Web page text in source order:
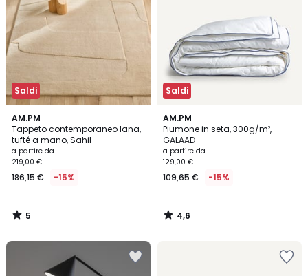
Saldi
AM.PM
Tappeto contemporaneo lana,
tufté a mano, Sahil
a partire da
219,00 €
186,15 € -15%
5
/
5
5
/
Saldi
AM.PM
Piumone in seta, 300g/m²,
GALAAD
a partire da
129,00 €
109,65 € -15%
4,6
/ 5
4,6
/